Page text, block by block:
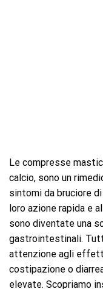
Le compresse
calcio, sono un
sintomi da bruciore
loro azione rapida e
sono diventate una
gastrointestinali.
attenzione agli
costipazione o
elevate. Scopriamo